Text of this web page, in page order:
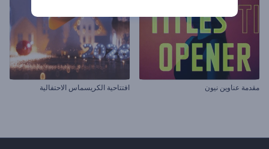
مقدمة عناوين نيون افتتاحية الكريسماس الاحتفالية